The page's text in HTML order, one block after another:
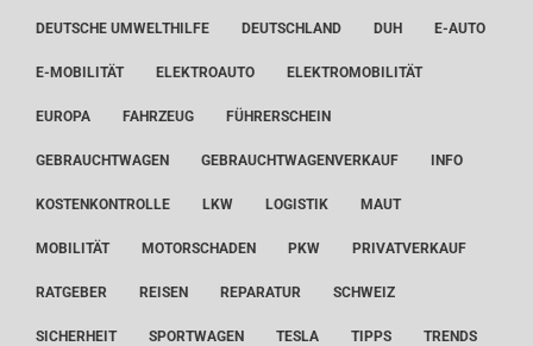
DEUTSCHE UMWELTHILFE DEUTSCHLAND DUH E-AUTO
E-MOBILITÄT ELEKTROAUTO ELEKTROMOBILITÄT
EUROPA FAHRZEUG FÜHRERSCHEIN
GEBRAUCHTWAGEN GEBRAUCHTWAGENVERKAUF INFO
KOSTENKONTROLLE LKW LOGISTIK MAUT
MOBILITÄT MOTORSCHADEN PKW PRIVATVERKAUF
RATGEBER REISEN REPARATUR SCHWEIZ
SICHERHEIT SPORTWAGEN TESLA TIPPS TRENDS